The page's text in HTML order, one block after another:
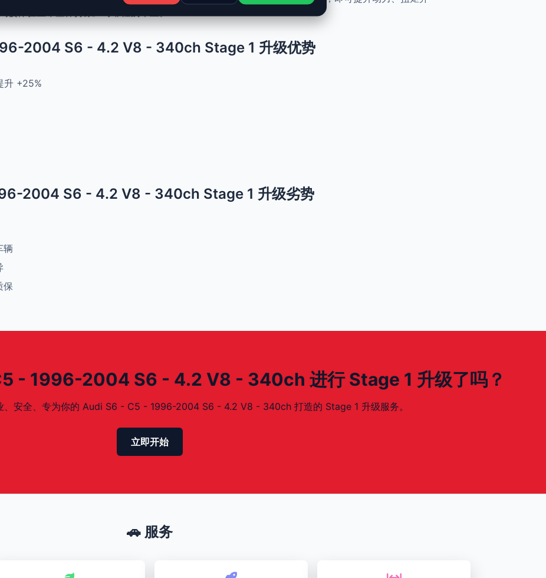
驶体验且希望保持原厂可靠性的车主。
2004 S6 - 4.2 V8 - 340ch Stage 1 升级优势
升 +25%
2004 S6 - 4.2 V8 - 340ch Stage 1 升级劣势
辆
保
- 1996-2004 S6 - 4.2 V8 - 340ch 进行 Stage 1 升级了吗？
、安全、专为你的 Audi S6 - C5 - 1996-2004 S6 - 4.2 V8 - 340ch 打造的 Stage 1 升级服务。
立即开始
🚗 服务